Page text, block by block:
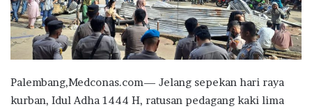
Palembang,Medconas.com— Jelang sepekan hari raya
kurban, Idul Adha 1444 H, ratusan pedagang kaki lima